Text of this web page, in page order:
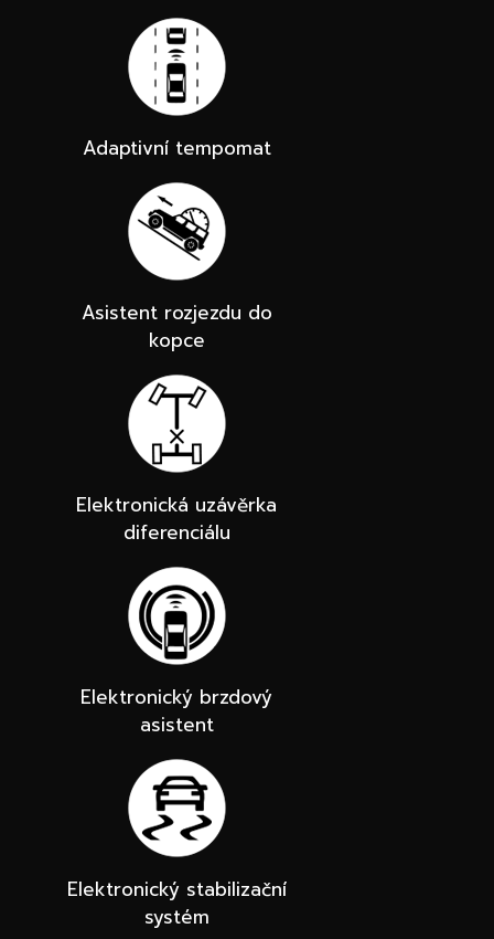
Adaptivní tempomat
Asistent rozjezdu do
kopce
Elektronická uzávěrka
diferenciálu
Elektronický brzdový
asistent
Elektronický stabilizační
systém